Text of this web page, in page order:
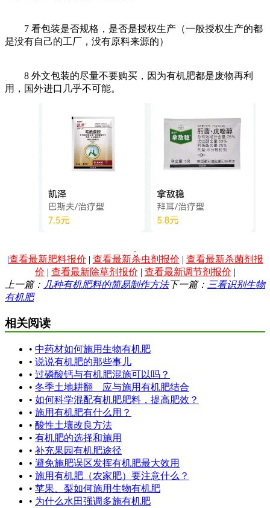
7 看包装是否规格，是否是授权生产（一般授权生产的都
是没有自己的工厂，没有原料来源的）
8 外文包装的尽量不要购买，因为有机肥都是废物再利
用，国外进口几乎不可能。
|查看最新肥料报价 | 查看最新杀虫剂报价 | 查看最新杀菌剂报
价 | 查看最新除草剂报价 | 查看最新调节剂报价 |
上一篇： 几种有机肥料的简易制作方法下一篇： 三看识别生物
有机肥
相关阅读
• 中药材如何施用生物有机肥
• 说说有机肥的那些事儿
• 过磷酸钙与有机肥混施可以吗？
• 冬季土地耕翻 应与施用有机肥结合
• 如何科学混配有机肥肥料，提高肥效？
• 施用有机肥有什么用？
• 酸性土壤改良方法
• 有机肥的选择和施用
• 补充果园有机肥途径
• 避免施肥误区发挥有机肥最大效用
• 施用有机肥（农家肥）要注意什么？
• 苹果、梨如何施用生物有机肥
• 为什么水田强调多施有机肥